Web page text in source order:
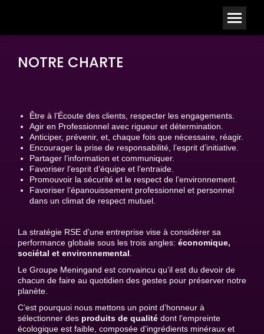
NOTRE CHARTE
Être à l’Écoute des clients, respecter les engagements.
Agir en Professionnel avec rigueur et détermination.
Anticiper, prévenir, et, chaque fois que nécessaire, réagir.
Encourager la prise de responsabilité, l’esprit d’initiative.
Partager l’information et communiquer.
Favoriser l’esprit d’équipe et l’entraide.
Promouvoir la sécurité et le respect de l’environnement.
Favoriser l’épanouissement professionnel et personnel
dans un climat de respect mutuel.
La stratégie RSE d’une entreprise vise à considérer sa
performance globale sous les trois angles: économique,
sociétal et environnemental
Le Groupe Meningand est convaincu qu’il est du devoir de
chacun de faire au quotidien des gestes pour préserver notre
planète.
C’est pourquoi nous mettons un point d’honneur à
sélectionner des produits de qualité dont l’empreinte
écologique est faible, composée d’ingrédients minéraux et